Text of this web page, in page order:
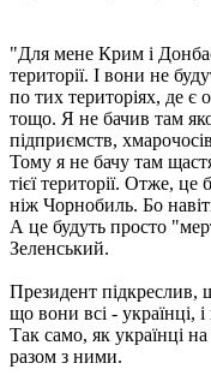
"Для мене Крим і
території. І вони не
по тих територіях, де є
тощо. Я не бачив там
підприємств,
Тому я не бачу там
тієї території. Отже,
ніж Чорнобиль. Бо
А це будуть просто
Зеленський.
Президент підкреслив,
що вони всі - українці,
Так само, як українці
разом з ними.